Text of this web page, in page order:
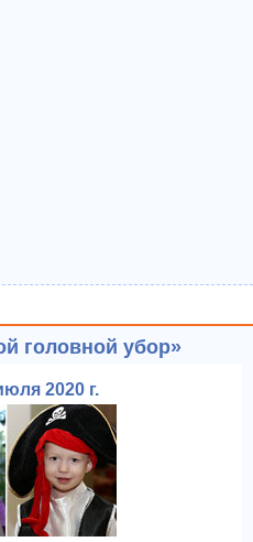
головной убор»
2020 г.